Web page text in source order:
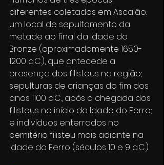
diferentes coletados em Ascalão:
um local de sepultamento da
metade ao final da Idade do
Bronze (aproximadamente 1650-
1200 a.C.), que antecede a
presença dos filisteus na região;
sepulturas de crianças do fim dos
anos 1100 a.C., após a chegada dos
filisteus no início da Idade do Ferro;
e indivíduos enterrados no
cemitério filisteu mais adiante na
Idade do Ferro (séculos 10 e 9 a.C.)